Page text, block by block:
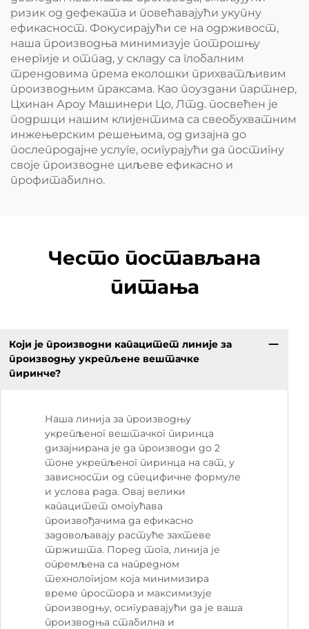
ризик од дефеката и повећавајући укупну
ефикасност. Фокусирајући се на одрживост,
наша производња минимизује потрошњу
енергије и отпад, у складу са глобалним
трендовима према еколошки прихватљивим
производњим праксама. Као поуздани партнер,
Цхинан Ароу Машинери Цо, Лтд. посвећен је
подршци нашим клијентима са свеобухватним
инжењерским решењима, од дизајна до
послепродајне услуге, осигурајући да постигну
своје производне циљеве ефикасно и
профитабилно.
Често постављана
питања
Који је производни капацитет линије за
производњу укрепљене вештачке
пиринче?
Наша линија за производњу
укрепљеног вештачког пиринца
дизајнирана је да производи до 2
тоне укрепљеног пиринца на сат, у
зависности од специфичне формуле
и услова рада. Овај велики
капацитет омогућава
произвођачима да ефикасно
задовољавају растуће захтеве
тржишта. Поред тога, линија је
опремљена са напредном
технологијом која минимизира
време простора и максимизује
производњу, осигуравајући да је ваша
производња стабилна и